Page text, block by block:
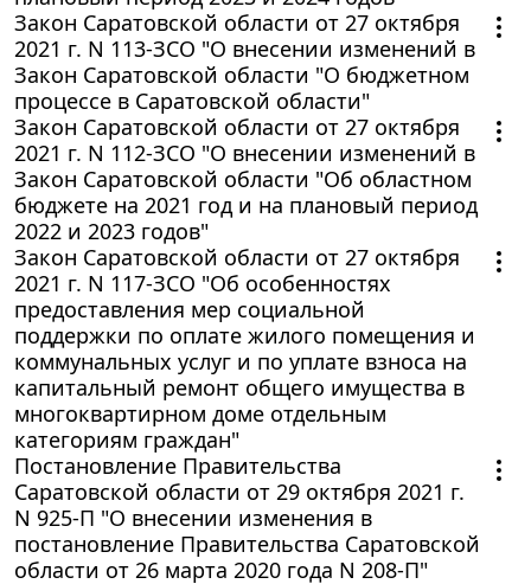
Закон Саратовской области от 27 октября
2021 г. N 113-ЗСО "О внесении изменений в
Закон Саратовской области "О бюджетном
процессе в Саратовской области"
Закон Саратовской области от 27 октября
2021 г. N 112-ЗСО "О внесении изменений в
Закон Саратовской области "Об областном
бюджете на 2021 год и на плановый период
2022 и 2023 годов"
Закон Саратовской области от 27 октября
2021 г. N 117-ЗСО "Об особенностях
предоставления мер социальной
поддержки по оплате жилого помещения и
коммунальных услуг и по уплате взноса на
капитальный ремонт общего имущества в
многоквартирном доме отдельным
категориям граждан"
Постановление Правительства
Саратовской области от 29 октября 2021 г.
N 925-П "О внесении изменения в
постановление Правительства Саратовской
области от 26 марта 2020 года N 208-П"